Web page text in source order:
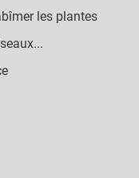
les plantes